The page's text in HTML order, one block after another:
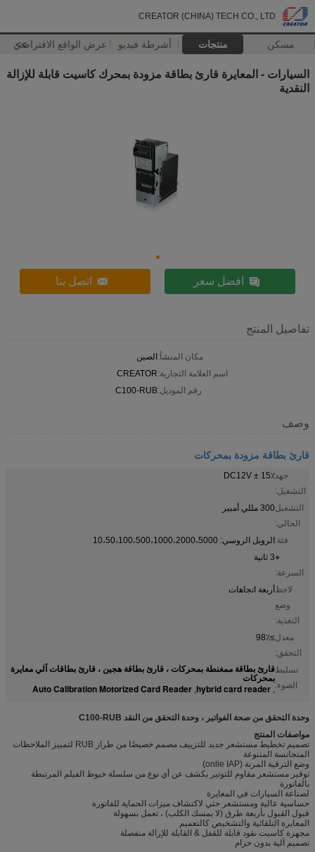
CREATOR (CHINA) TECH CO., LTD
مسكن منتجات أشرطة فيديو عرض الواقع الافتراضي
>>
السيارات - المعايرة قارئ بطاقة مزودة بمحرك كاسيت قابلة للإزالة
النقدية
افضل سعر اتصل بنا
تفاصيل المنتج
مكان المنشأ:الصين
اسم العلامة التجارية:CREATOR
رقم الموديل:C100-RUB
وصف
قارئ بطاقة مزودة بمحركات
جهد
التشغيل:
DC12V ± 15٪
التشغيل
الحالي:
300 مللي أمبير
فئة:الروبل الروسي: 10،50،100،500،1000،2000،5000
●
السرعة:
3 ثانية
لاحظ
وضع
التغذية:
أربعة اتجاهات
معدل
التحقق:
≥98٪
تسليط
الضوء:
قارئ بطاقة ممغنطة بمحركات ، قارئ بطاقة هجين ، قارئ بطاقات آلي معايرة
بمحركات
,
hybrid card reader
,
Auto Calibration Motorized Card Reader
وحدة التحقق من صحة الفواتير ، وحدة التحقق من النقد C100-RUB
مواصفات المنتج
تصميم تخطيط مستشعر جديد للتزييف مصمم خصيصًا من طراز RUB لتمييز الملاحظات
المتجانسة المتنوعة
وضع الترقية المرنة (onlie IAP)
توفير مستشعر مقاوم للتوتير يكشف عن أي نوع من سلسلة خيوط الفيلم المرتبطة
بالفاتورة
لصناعة السيارات في المعايرة
حساسية عالية ومستشعر حثي لاكتشاف ميزات الحماية للفاتورة
قبول القبول بأربعة طرق (لا يمسك الكلب) ، تعمل بسهولة
المعايرة التلقائية والتشخيص كالتعميم
مجهزة كاسيت نقود قابلة للقفل & القابلة للإزالة منفصلة
تصميم آلية بدون حزام